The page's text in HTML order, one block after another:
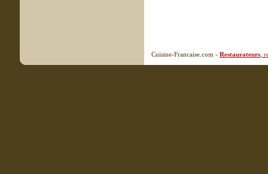
Cuisine-Francaise.com - Restaurateurs ,